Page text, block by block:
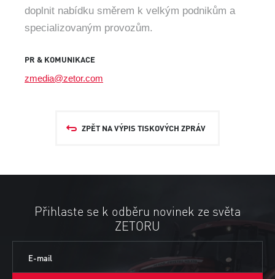
doplnit nabídku směrem k velkým podnikům a
specializovaným provozům.
PR & KOMUNIKACE
zmedia@zetor.com
ZPĚT NA VÝPIS TISKOVÝCH ZPRÁV
Přihlaste se k odběru novinek ze světa
ZETORU
E-mail